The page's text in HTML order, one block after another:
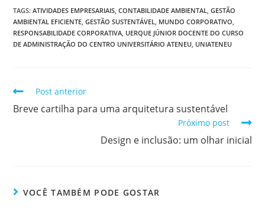
TAGS:ATIVIDADES EMPRESARIAIS, CONTABILIDADE AMBIENTAL, GESTÃO
AMBIENTAL EFICIENTE, GESTÃO SUSTENTÁVEL, MUNDO CORPORATIVO,
RESPONSABILIDADE CORPORATIVA, UERQUE JÚNIOR DOCENTE DO CURSO
DE ADMINISTRAÇÃO DO CENTRO UNIVERSITÁRIO ATENEU, UNIATENEU
Post anterior
Breve cartilha para uma arquitetura sustentável
Próximo post
Design e inclusão: um olhar inicial
VOCÊ TAMBÉM PODE GOSTAR